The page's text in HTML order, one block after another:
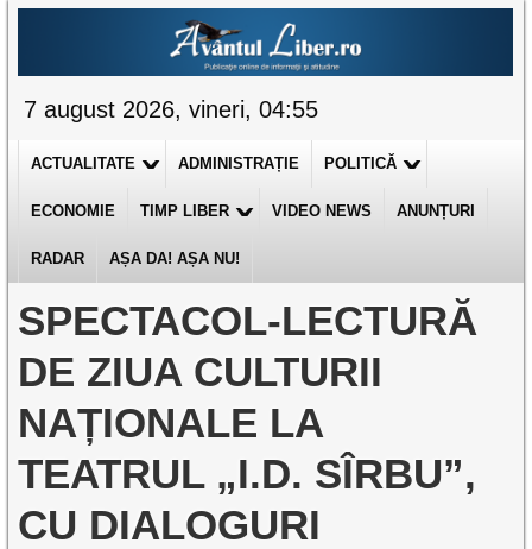
7 august 2026, vineri, 04:55
ACTUALITATE ADMINISTRAȚIE POLITICĂ
ECONOMIE TIMP LIBER VIDEO NEWS ANUNȚURI
RADAR AȘA DA! AȘA NU!
SPECTACOL-LECTURĂ
DE ZIUA CULTURII
NAȚIONALE LA
TEATRUL „I.D. SÎRBU”,
CU DIALOGURI